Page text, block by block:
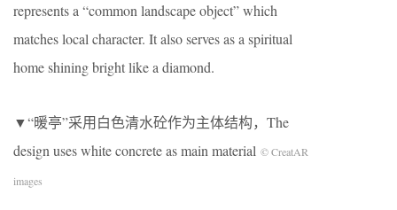
represents a “common landscape object” which
matches local character. It also serves as a spiritual
home shining bright like a diamond.
▼“暖亭”采用白色清水砼作为主体结构，The
design uses white concrete as main material © CreatAR
images